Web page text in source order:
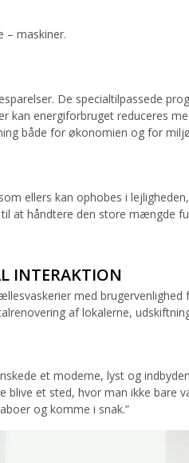
maskiner.
De specialtilpassede
kan energiforbruget reduceres
både for økonomien og for
ellers kan ophobes i
at håndtere den store mængde
INTERAKTION
med brugervenlighed
af lokalerne,
et moderne, lyst og
blive et sted, hvor man ikke bare
og komme i snak.”